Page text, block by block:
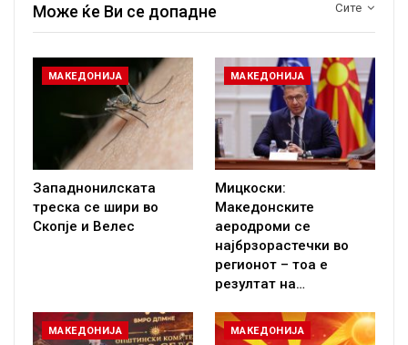
Сите
Може ќе Ви се допадне
МАКЕДОНИЈА
Западнонилската
треска се шири во
Скопје и Велес
МАКЕДОНИЈА
Мицкоски:
Македонските
аеродроми се
најбрзорастечки во
регионот – тоа е
резултат на…
МАКЕДОНИЈА МАКЕДОНИЈА